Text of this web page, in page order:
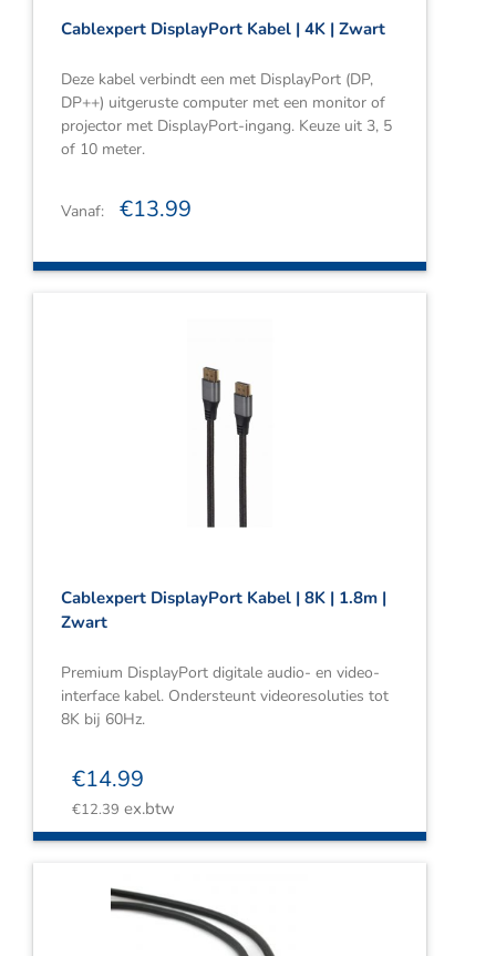
Cablexpert DisplayPort Kabel | 4K | Zwart
Deze kabel verbindt een met DisplayPort (DP,
DP++) uitgeruste computer met een monitor of
projector met DisplayPort-ingang. Keuze uit 3, 5
of 10 meter.
Vanaf: €13.99
Cablexpert DisplayPort Kabel | 8K | 1.8m |
Zwart
Premium DisplayPort digitale audio- en video-
interface kabel. Ondersteunt videoresoluties tot
8K bij 60Hz.
€14.99
€12.39 ex.btw